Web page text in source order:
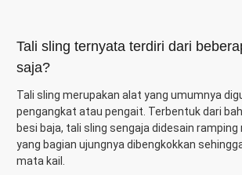
Tali sling ternyata terdiri dari
saja?
Tali sling merupakan alat yang umumnya
pengangkat atau pengait. Terbentuk dari
besi baja, tali sling sengaja didesain ramping
yang bagian ujungnya dibengkokkan
mata kail.